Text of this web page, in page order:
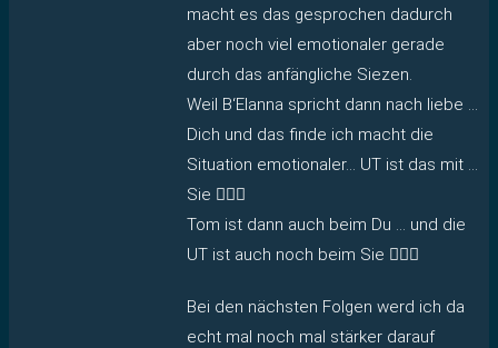
macht es das gesprochen dadurch
aber noch viel emotionaler gerade
durch das anfängliche Siezen.
Weil B‘Elanna spricht dann nach liebe …
Dich und das finde ich macht die
Situation emotionaler… UT ist das mit …
Sie 🤷🏻‍♀️
Tom ist dann auch beim Du … und die
UT ist auch noch beim Sie 🤦🏻‍♀️
Bei den nächsten Folgen werd ich da
echt mal noch mal stärker darauf